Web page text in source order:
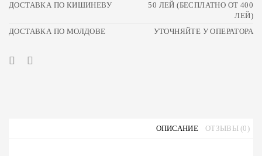
ДОСТАВКА ПО КИШИНЕВУ
50 ЛЕЙ (БЕСПЛАТНО ОТ 400
ЛЕЙ)
ДОСТАВКА ПО МОЛДОВЕ
УТОЧНЯЙТЕ У ОПЕРАТОРА
ОПИСАНИЕ ОТЗЫВЫ (0)